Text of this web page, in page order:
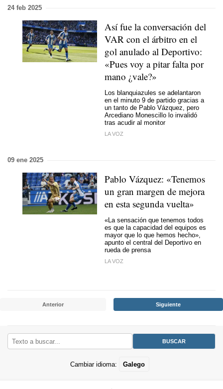
24 feb 2025
Así fue la conversación del
VAR con el árbitro en el
gol anulado al Deportivo:
«Pues voy a pitar falta por
mano ¿vale?»
Los blanquiazules se adelantaron
en el minuto 9 de partido gracias a
un tanto de Pablo Vázquez, pero
Arcediano Monescillo lo invalidó
tras acudir al monitor
LA VOZ
09 ene 2025
Pablo Vázquez: «Tenemos
un gran margen de mejora
en esta segunda vuelta»
«La sensación que tenemos todos
es que la capacidad del equipos es
mayor que lo que hemos hecho»,
apunto el central del Deportivo en
rueda de prensa
LA VOZ
Anterior Siguiente
Cambiar idioma: Galego